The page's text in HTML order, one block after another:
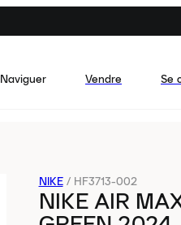
Naviguer Vendre Se
NIKE / HF3713-002
NIKE AIR